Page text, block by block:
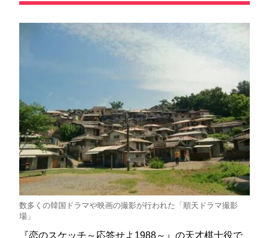
数多くの韓国ドラマや映画の撮影が行われた「順天ドラマ撮影
場」
『恋のスケッチ～応答せよ1988～』の天才棋士役で